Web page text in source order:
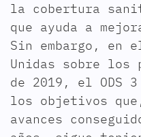
la cobertura
que ayuda a
Sin embargo, en
Unidas sobre los
de 2019, el ODS
los objetivos
avances